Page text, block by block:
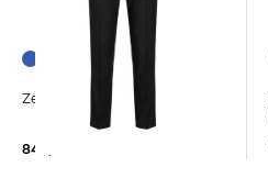
Zegna | Herren Anzughose
840,00 €